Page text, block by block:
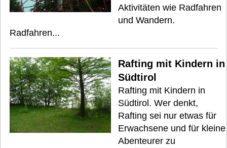
Aktivitäten wie Radfahren
und Wandern.
Radfahren...
Rafting mit Kindern in
Südtirol
Rafting mit Kindern in
Südtirol. Wer denkt,
Rafting sei nur etwas für
Erwachsene und für kleine
Abenteurer zu